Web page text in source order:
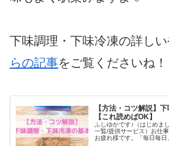
下味調理・下味冷凍の詳しい
らの記事をご覧くださいね！
【方法・コツ解説】
【これ読めばOK】
ふしゆかです♪（はじめ
一覧/提供サービス）お仕
お疲れ様です。「毎日毎